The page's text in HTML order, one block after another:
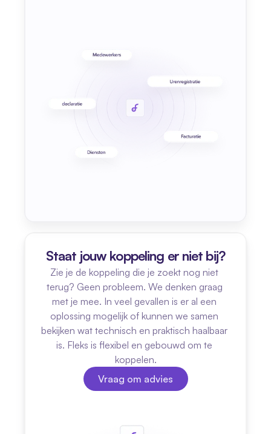
Staat jouw koppeling er niet bij?
Zie je de koppeling die je zoekt nog niet
terug? Geen probleem. We denken graag
met je mee. In veel gevallen is er al een
oplossing mogelijk of kunnen we samen
bekijken wat technisch en praktisch haalbaar
is. Fleks is flexibel en gebouwd om te
koppelen.
Vraag om advies
Vraag om advies